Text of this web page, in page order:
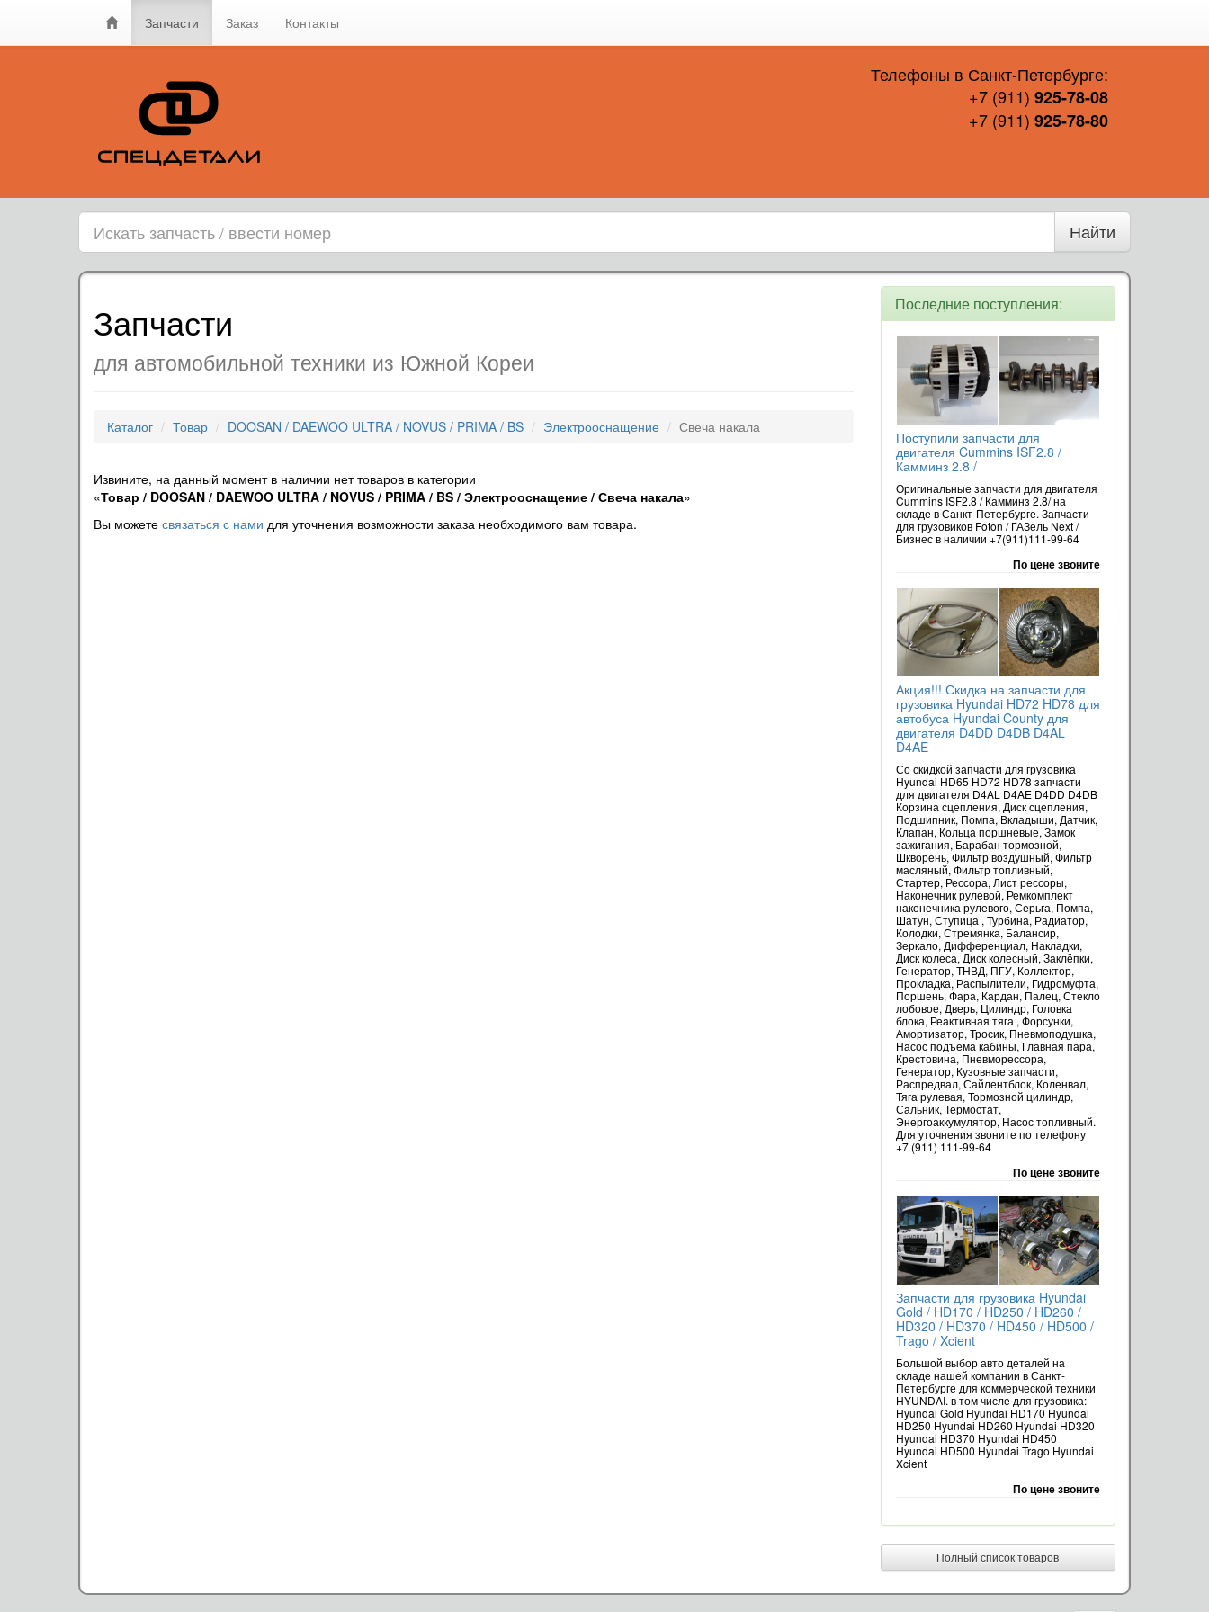
Запчасти Заказ Контакты
Телефоны в Санкт-Петербурге:
+7 (911) 925-78-08
+7 (911) 925-78-80
Найти
Запчасти
для автомобильной техники из Южной Кореи
Каталог Товар DOOSAN / DAEWOO ULTRA / NOVUS / PRIMA / BS Электрооснащение Свеча накала
Извините, на данный момент в наличии нет товаров в категории
«Товар / DOOSAN / DAEWOO ULTRA / NOVUS / PRIMA / BS / Электрооснащение / Свеча накала»
Вы можете связаться с нами для уточнения возможности заказа необходимого вам товара.
Последние поступления:
Поступили запчасти для
двигателя Cummins ISF2.8 /
Камминз 2.8 /
Оригинальные запчасти для двигателя
Cummins ISF2.8 / Камминз 2.8/ на
складе в Санкт-Петербурге. Запчасти
для грузовиков Foton / ГАЗель Next /
Бизнес в наличии +7(911)111-99-64
По цене звоните
Акция!!! Скидка на запчасти для
грузовика Hyundai HD72 HD78 для
автобуса Hyundai County для
двигателя D4DD D4DB D4AL
D4AE
Со скидкой запчасти для грузовика
Hyundai HD65 HD72 HD78 запчасти
для двигателя D4AL D4AE D4DD D4DB
Корзина сцепления, Диск сцепления,
Подшипник, Помпа, Вкладыши, Датчик,
Клапан, Кольца поршневые, Замок
зажигания, Барабан тормозной,
Шкворень, Фильтр воздушный, Фильтр
масляный, Фильтр топливный,
Стартер, Рессора, Лист рессоры,
Наконечник рулевой, Ремкомплект
наконечника рулевого, Серьга, Помпа,
Шатун, Ступица , Турбина, Радиатор,
Колодки, Стремянка, Балансир,
Зеркало, Дифференциал, Накладки,
Диск колеса, Диск колесный, Заклёпки,
Генератор, ТНВД, ПГУ, Коллектор,
Прокладка, Распылители, Гидромуфта,
Поршень, Фара, Кардан, Палец, Стекло
лобовое, Дверь, Цилиндр, Головка
блока, Реактивная тяга , Форсунки,
Амортизатор, Тросик, Пневмоподушка,
Насос подъема кабины, Главная пара,
Крестовина, Пневморессора,
Генератор, Кузовные запчасти,
Распредвал, Сайлентблок, Коленвал,
Тяга рулевая, Тормозной цилиндр,
Сальник, Термостат,
Энергоаккумулятор, Насос топливный.
Для уточнения звоните по телефону
+7 (911) 111-99-64
По цене звоните
Запчасти для грузовика Hyundai
Gold / HD170 / HD250 / HD260 /
HD320 / HD370 / HD450 / HD500 /
Trago / Xcient
Большой выбор авто деталей на
складе нашей компании в Санкт-
Петербурге для коммерческой техники
HYUNDAI. в том числе для грузовика:
Hyundai Gold Hyundai HD170 Hyundai
HD250 Hyundai HD260 Hyundai HD320
Hyundai HD370 Hyundai HD450
Hyundai HD500 Hyundai Trago Hyundai
Xcient
По цене звоните
Полный список товаров